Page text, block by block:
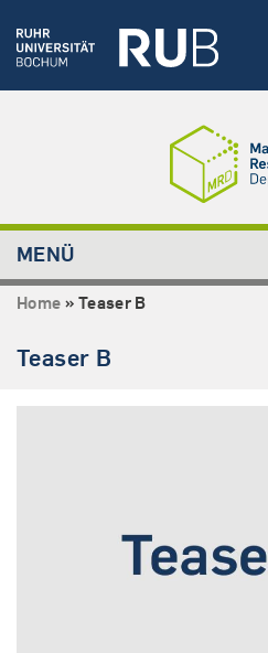
MENÜ
Home »Teaser B
Teaser B